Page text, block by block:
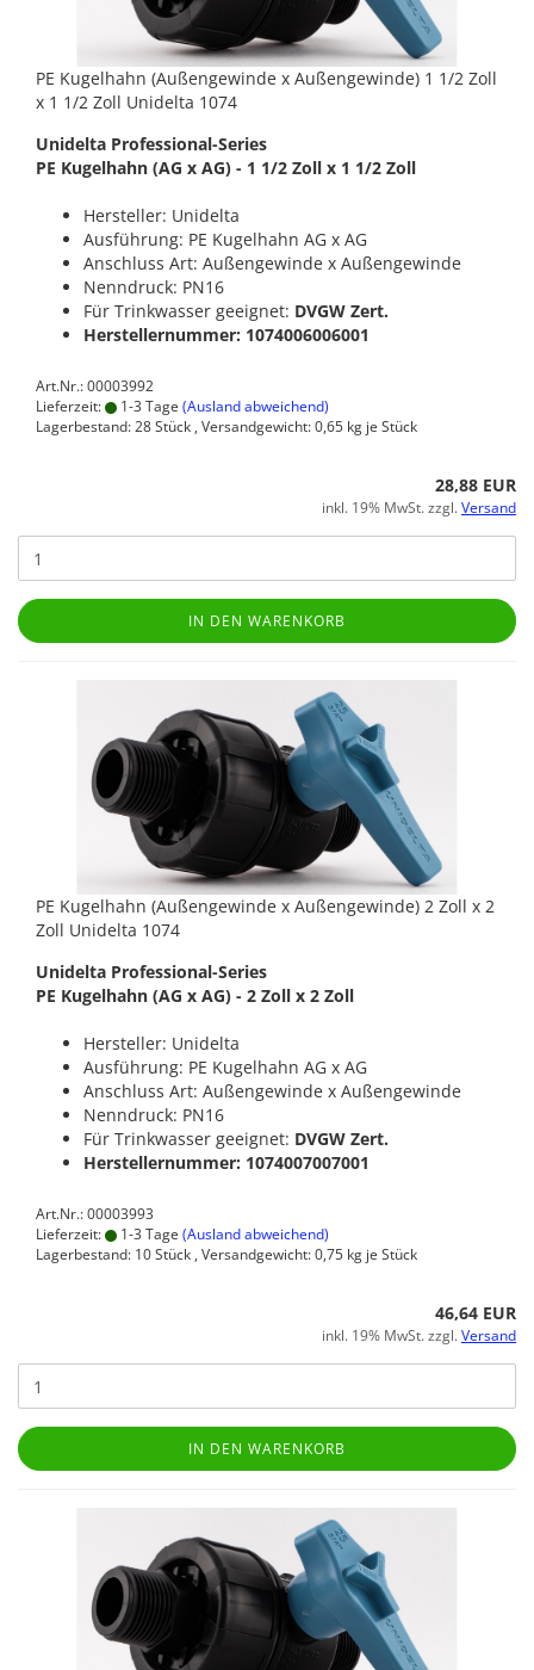
PE Kugelhahn (Außengewinde x Außengewinde) 1 1/2 Zoll
x 1 1/2 Zoll Unidelta 1074
Unidelta Professional-Series
PE Kugelhahn (AG x AG) - 1 1/2 Zoll x 1 1/2 Zoll
Hersteller: Unidelta
Ausführung: PE Kugelhahn AG x AG
Anschluss Art: Außengewinde x Außengewinde
Nenndruck: PN16
Für Trinkwasser geeignet: DVGW Zert.
Herstellernummer: 1074006006001
Art.Nr.: 00003992
Lieferzeit:
1-3 Tage (Ausland abweichend)
Lagerbestand: 28 Stück , Versandgewicht:0,65 kg je Stück
28,88 EUR
inkl. 19% MwSt. zzgl.Versand
IN DEN WARENKORB
PE Kugelhahn (Außengewinde x Außengewinde) 2 Zoll x 2
Zoll Unidelta 1074
Unidelta Professional-Series
PE Kugelhahn (AG x AG) - 2 Zoll x 2 Zoll
Hersteller: Unidelta
Ausführung: PE Kugelhahn AG x AG
Anschluss Art: Außengewinde x Außengewinde
Nenndruck: PN16
Für Trinkwasser geeignet: DVGW Zert.
Herstellernummer: 1074007007001
Art.Nr.: 00003993
Lieferzeit:
1-3 Tage (Ausland abweichend)
Lagerbestand: 10 Stück , Versandgewicht:0,75 kg je Stück
46,64 EUR
inkl. 19% MwSt. zzgl.Versand
IN DEN WARENKORB